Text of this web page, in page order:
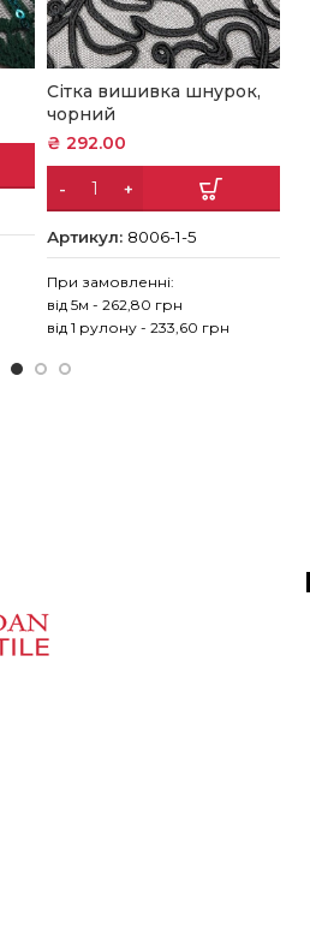
Сітка вишивка шнурок,
чорний
₴ 292.00
Артикул: 8006-1-5
При замовленні:
від 5м - 262,80 грн
від 1 рулону - 233,60 грн